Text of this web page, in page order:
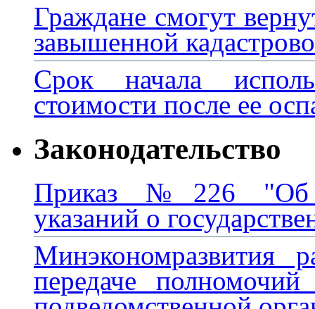
Граждане смогут
завышенной
Срок начала
стоимости после ее
Законодательство
Приказ №226 "Об
указаний о
Минэкономразвития
передаче